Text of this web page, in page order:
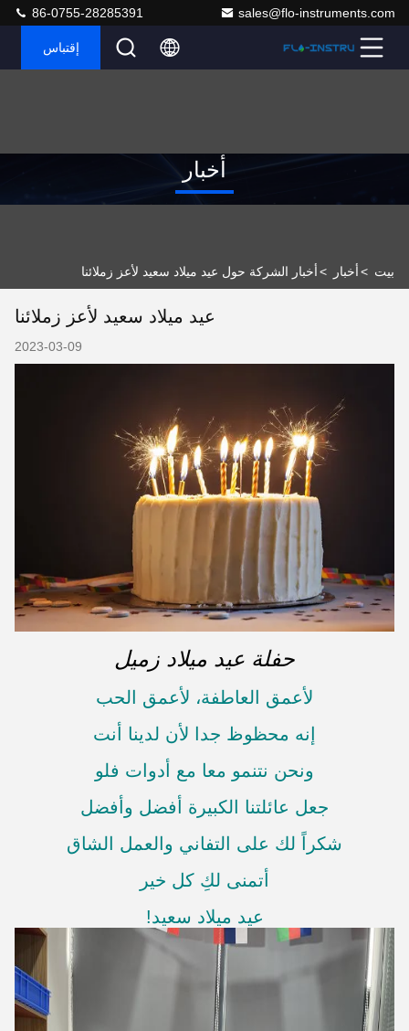
sales@flo-instruments.com
86-0755-28285391
إقتباس
أخبار
بيت >أخبار >أخبار الشركة حول عيد ميلاد سعيد لأعز زملائنا
عيد ميلاد سعيد لأعز زملائنا
2023-03-09
حفلة عيد ميلاد زميل
لأعمق العاطفة، لأعمق الحب
إنه محظوظ جدا لأن لدينا أنت
ونحن نتنمو معا مع أدوات فلو
جعل عائلتنا الكبيرة أفضل وأفضل
شكراً لك على التفاني والعمل الشاق
أتمنى لكِ كل خير
عيد ميلاد سعيد!